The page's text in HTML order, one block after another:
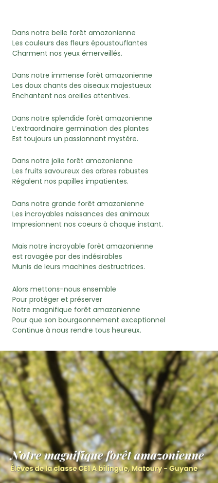
Dans notre belle forêt amazonienne
Les couleurs des fleurs époustouflantes
Charment nos yeux émerveillés.
Dans notre immense forêt amazonienne
Les doux chants des oiseaux majestueux
Enchantent nos oreilles attentives.
Dans notre splendide forêt amazonienne
L’extraordinaire germination des plantes
Est toujours un passionnant mystère.
Dans notre jolie forêt amazonienne
Les fruits savoureux des arbres robustes
Régalent nos papilles impatientes.
Dans notre grande forêt amazonienne
Les incroyables naissances des animaux
Impresionnent nos coeurs à chaque instant.
Mais notre incroyable forêt amazonienne
est ravagée par des indésirables
Munis de leurs machines destructrices.
Alors mettons-nous ensemble
Pour protéger et préserver
Notre magnifique forêt amazonienne
Pour que son bourgeonnement exceptionnel
Continue à nous rendre tous heureux.